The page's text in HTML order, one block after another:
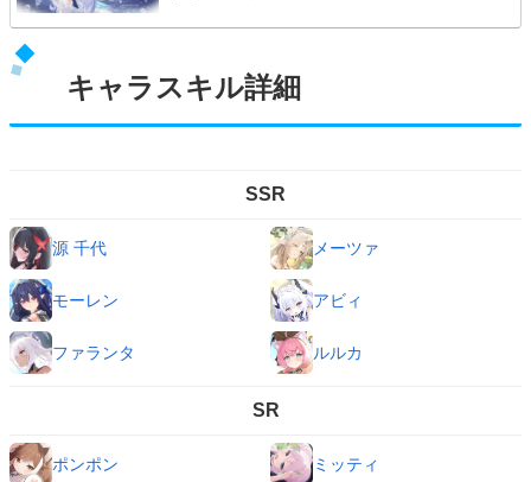
キャラスキル詳細
SSR
源 千代 メーツァ
モーレン アビィ
ファランタ ルルカ
SR
ポンポン ミッティ